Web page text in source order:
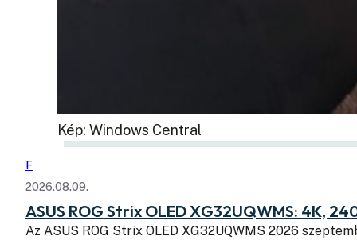
Kép: Windows Central
F
2026.08.09.
ASUS ROG Strix OLED XG32UQWMS: 4K,
Az ASUS ROG Strix OLED XG32UQWMS 2026